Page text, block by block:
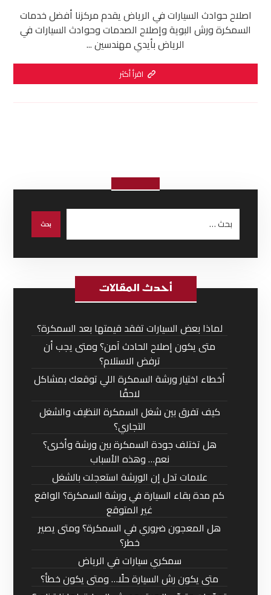
اصلاح حوادث السيارات في الرياض يقدم مركزنا أفضل خدمات
السمكرة ورش البوية وإصلاح الصدمات وحوادث السيارات في
الرياض بأيدي مهندسين ...
اقرأ أكثر
أحدث المقالات
لماذا بعض السيارات تفقد قيمتها بعد السمكرة؟
متى يكون إصلاح الحادث آمن؟ ومتى يجب أن
ترفض الاستلام؟
أخطاء اختيار ورشة السمكرة اللي توقعك بمشاكل
لاحقًا
كيف تفرق بين شغل السمكرة النظيف والشغل
التجاري؟
هل تختلف جودة السمكرة بين ورشة وأخرى؟
نعم… وهذه الأسباب
علامات تدل إن الورشة استعجلت بالشغل
كم مدة بقاء السيارة في ورشة السمكرة؟ الواقع
غير المتوقع
هل المعجون ضروري في السمكرة؟ ومتى يصير
خطر؟
سمكري سيارات في الرياض
متى يكون رش السيارة حلًا… ومتى يكون خطأ؟